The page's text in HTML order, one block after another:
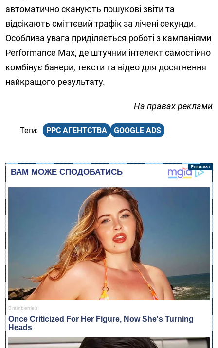
автоматично сканують пошукові звіти та
відсікають сміттєвий трафік за лічені секунди.
Особлива увага приділяється роботі з кампаніями
Performance Max, де штучний інтелект самостійно
комбінує банери, тексти та відео для досягнення
найкращого результату.
На правах реклами
PPC АГЕНТСТВА GOOGLE ADS